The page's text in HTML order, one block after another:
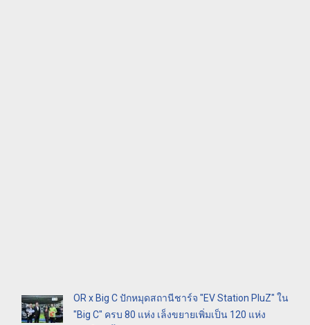
OR x Big C ปักหมุดสถานีชาร์จ "EV Station PluZ" ใน
"Big C" ครบ 80 แห่ง เล็งขยายเพิ่มเป็น 120 แห่ง